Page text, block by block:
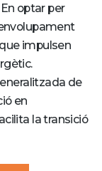
En optar per
impulsen
de
en
la transició